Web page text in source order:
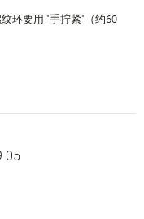
环要用 "手拧紧"（约60
05